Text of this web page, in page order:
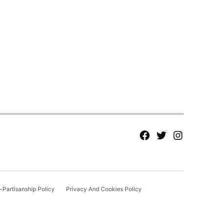
fb Tw tw
Partisanship Policy Privacy And Cookies Policy